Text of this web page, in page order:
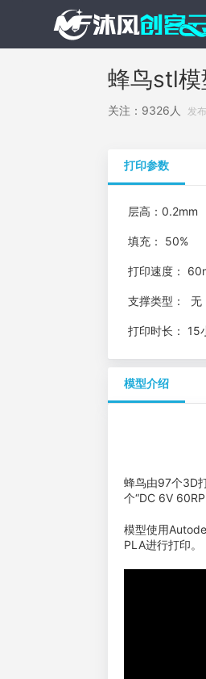
蜂鸟stl模
关注：9326人 发
打印参数
层高：0.2mm
填充： 50%
打印速度：
支撑类型： 无
打印时长： 15
模型介绍
蜂鸟由97个3D
个“DC 6V
模型使用
PLA进行打印。